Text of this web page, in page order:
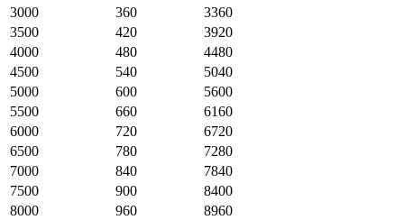
3000
360
3360
3500
420
3920
4000
480
4480
4500
540
5040
5000
600
5600
5500
660
6160
6000
720
6720
6500
780
7280
7000
840
7840
7500
900
8400
8000
960
8960